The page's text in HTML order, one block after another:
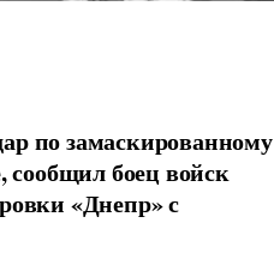
по замаскированному
сообщил боец войск
«Днепр» с